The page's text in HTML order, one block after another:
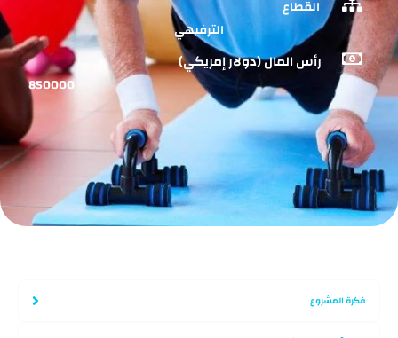
القطاع
الترفيهي
رأس المال (دولار إمريكي)
850000
فكرة المشروع